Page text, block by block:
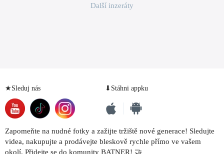
Další inzeráty
★Sleduj nás ⬇Stáhni appku
Zapomeňte na nudné fotky a zažijte tržiště nové generace! Sledujte
videa, nakupujte a prodávejte bleskově rychle přímo ve vašem
okolí. Přidejte se do komunity BATNER! 🤝